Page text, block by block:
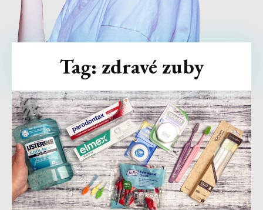
Tag: zdravé zuby